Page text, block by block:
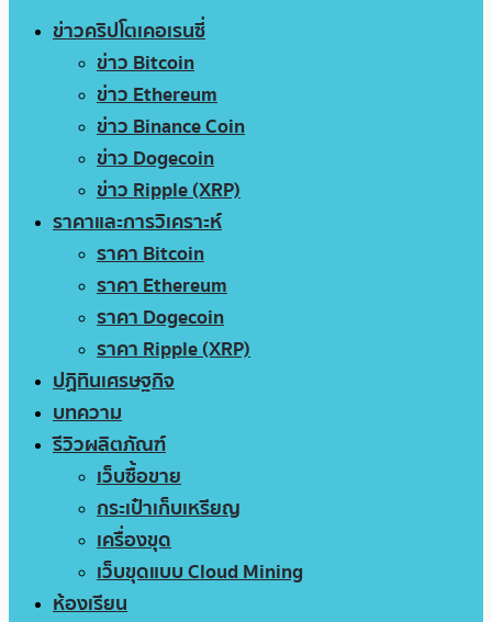
ข่าวคริปโตเคอเรนซี่
ข่าว Bitcoin
ข่าว Ethereum
ข่าว Binance Coin
ข่าว Dogecoin
ข่าว Ripple (XRP)
ราคาและการวิเคราะห์
ราคา Bitcoin
ราคา Ethereum
ราคา Dogecoin
ราคา Ripple (XRP)
ปฏิทินเศรษฐกิจ
บทความ
รีวิวผลิตภัณฑ์
เว็บซื้อขาย
กระเป๋าเก็บเหรียญ
เครื่องขุด
เว็บขุดแบบ Cloud Mining
ห้องเรียน